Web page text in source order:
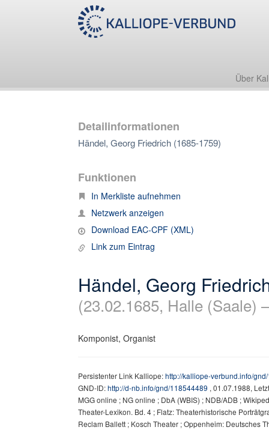
Über
Detailinformationen
Händel, Georg Friedrich (1685-1759)
Funktionen
In Merkliste aufnehmen
Netzwerk anzeigen
Download EAC-CPF (XML)
Link zum Eintrag
Händel, Georg
(23.02.1685, Halle (Saale)
Komponist, Organist
Persistenter Link Kalliope:http://kalliope-verbund.info/
GND-ID:http://d-nb.info/gnd/118544489 , 01.07.1988,
MGG online ; NG online ; DbA (WBIS) ; NDB/ADB ;
Theater-Lexikon. Bd. 4 ; Flatz: Theaterhistorische
Reclam Ballett ; Kosch Theater ; Oppenheim: Deutsches